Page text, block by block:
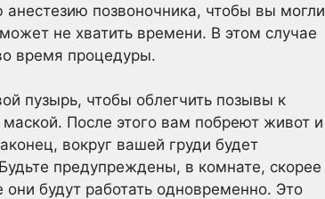
позвоночника, чтобы вы могли
не хватить времени. В этом случае
время процедуры.
пузырь, чтобы облегчить позывы к
После этого вам побреют живот и
вокруг вашей груди будет
предупреждены, в комнате, скорее
будут работать одновременно. Это